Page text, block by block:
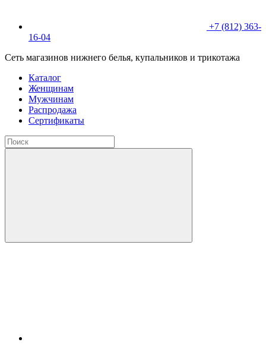
+7 (812) 363-
16-04
Сеть магазинов нижнего белья, купальников и трикотажа
Каталог
Женщинам
Мужчинам
Распродажа
Сертификаты